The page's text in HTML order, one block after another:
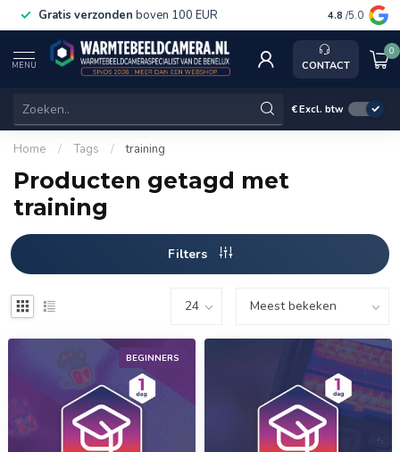
Gratis verzonden boven 100 EUR Service,
4.8 /5.0
MENU CONTACT
0
€Excl. btw
Home / Tags / training
Producten getagd met
training
Filters
BEGINNERS